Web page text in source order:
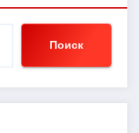
Поиск